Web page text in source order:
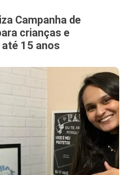
Campanha de
crianças e
15 anos